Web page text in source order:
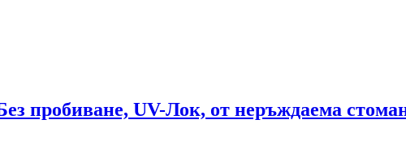
пробиване, UV-Лок, от неръждаема